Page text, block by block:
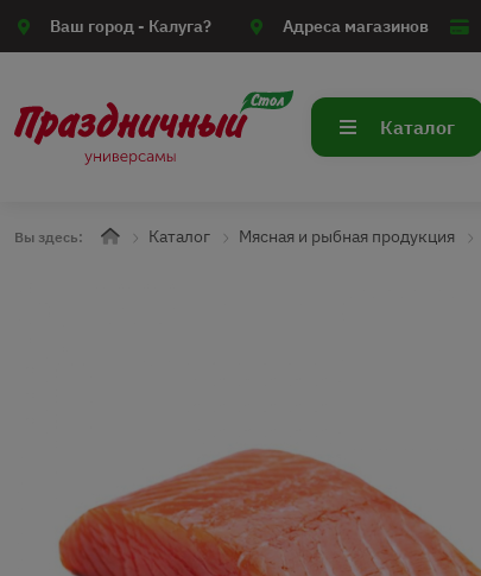
Ваш город - Калуга? Адреса магазинов
Каталог
Вы здесь: Каталог Мясная и рыбная продукция